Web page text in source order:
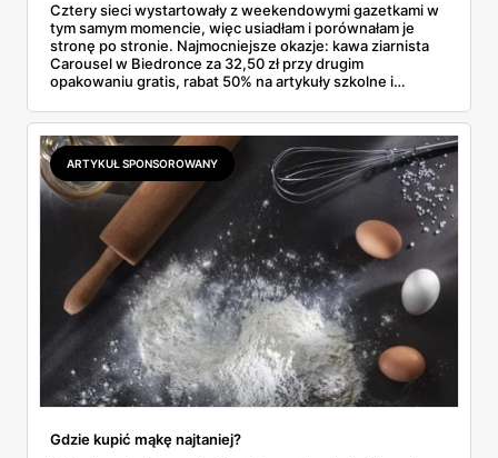
Cztery sieci wystartowały z weekendowymi gazetkami w
tym samym momencie, więc usiadłam i porównałam je
stronę po stronie. Najmocniejsze okazje: kawa ziarnista
Carousel w Biedronce za 32,50 zł przy drugim
opakowaniu gratis, rabat 50% na artykuły szkolne i
2,99 zł za kilogram, ale wyłącznie w sobotę z aplikacją. Aldi
odpowiada masłem za 2,99 zł. Werdykt w skrócie:
najwięcej wyciśniesz z Biedronki, po świeże warzywa jedź
do Aldi.
ARTYKUŁ SPONSOROWANY
Gdzie kupić mąkę najtaniej?